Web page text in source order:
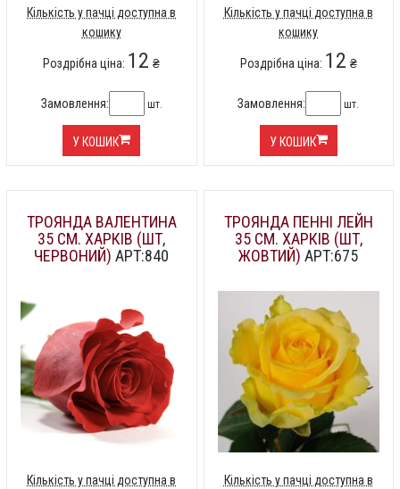
Кількість у пачці доступна в
кошику
Роздрібна ціна: 12 ₴
Замовлення: шт.
У КОШИК
Кількість у пачці доступна в
кошику
Роздрібна ціна: 12 ₴
Замовлення: шт.
У КОШИК
ТРОЯНДА ВАЛЕНТИНА
35 СМ. ХАРКІВ (ШТ,
ЧЕРВОНИЙ) АРТ:840
Кількість у пачці доступна в
ТРОЯНДА ПЕННІ ЛЕЙН
35 СМ. ХАРКІВ (ШТ,
ЖОВТИЙ) АРТ:675
Кількість у пачці доступна в